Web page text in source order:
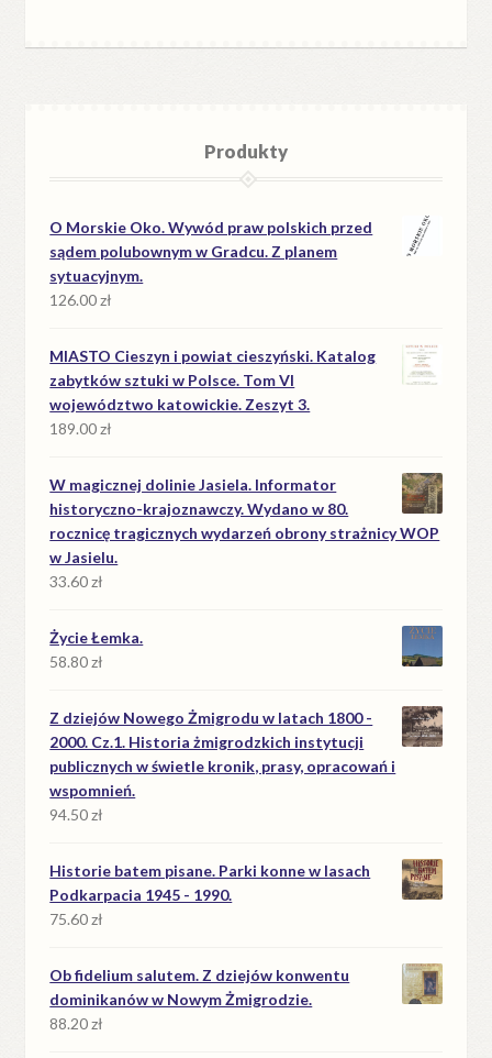
Produkty
O Morskie Oko. Wywód praw polskich przed
sądem polubownym w Gradcu. Z planem
sytuacyjnym.
126.00zł
MIASTO Cieszyn i powiat cieszyński. Katalog
zabytków sztuki w Polsce. Tom VI
województwo katowickie. Zeszyt 3.
189.00zł
W magicznej dolinie Jasiela. Informator
historyczno-krajoznawczy. Wydano w 80.
rocznicę tragicznych wydarzeń obrony strażnicy WOP
w Jasielu.
33.60zł
Życie Łemka.
58.80zł
Z dziejów Nowego Żmigrodu w latach 1800 -
2000. Cz.1. Historia żmigrodzkich instytucji
publicznych w świetle kronik, prasy, opracowań i
wspomnień.
94.50zł
Historie batem pisane. Parki konne w lasach
Podkarpacia 1945 - 1990.
75.60zł
Ob fidelium salutem. Z dziejów konwentu
dominikanów w Nowym Żmigrodzie.
88.20zł